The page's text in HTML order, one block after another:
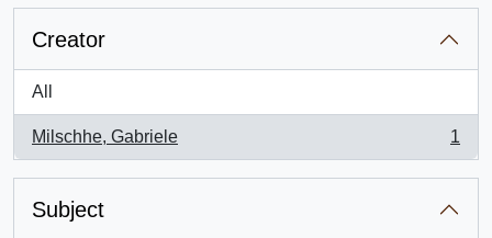
Creator
All
Milschhe, Gabriele
, 1 results
1
Subject